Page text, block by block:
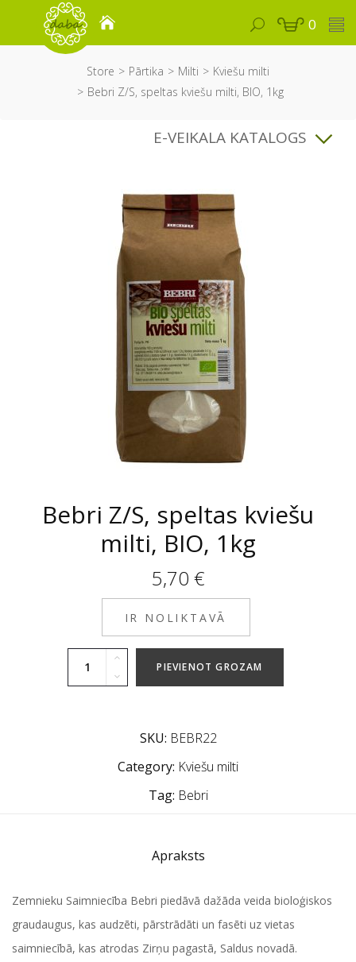
0
Store Pārtika Milti
Kviešu milti
Bebri Z/S, speltas kviešu milti, BIO, 1kg
E-VEIKALA KATALOGS
Bebri Z/S, speltas kviešu
milti, BIO, 1kg
5,70 €
IR NOLIKTAVĀ
PIEVIENOT GROZAM
SKU: BEBR22
Category: Kviešu milti
Tag: Bebri
Apraksts
Zemnieku Saimniecība Bebri piedāvā dažāda veida bioloģiskos
graudaugus, kas audzēti, pārstrādāti un fasēti uz vietas
saimniecībā, kas atrodas Zirņu pagastā, Saldus novadā.